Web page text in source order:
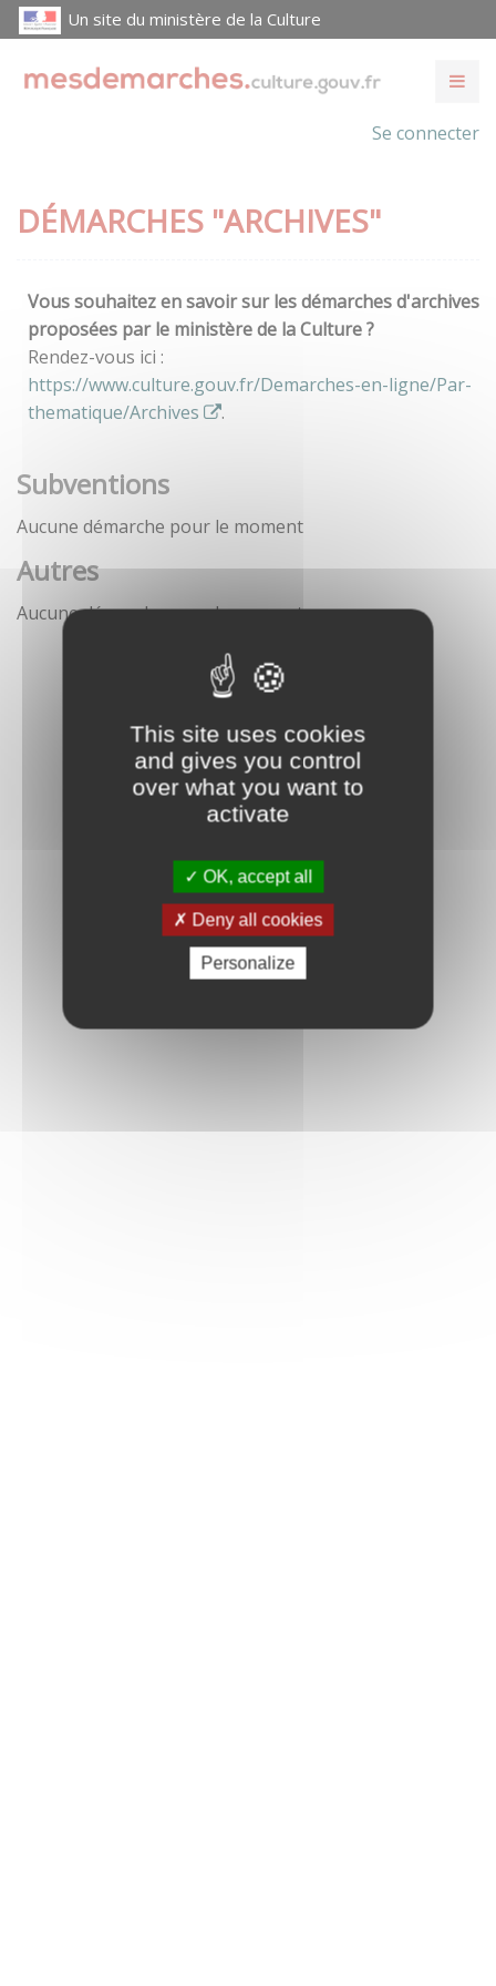
This site uses cookies
and gives you control
over what you want to
activate
OK, accept all
Deny all cookies
Personalize
Un site du ministère de la Culture
Se connecter
DÉMARCHES "ARCHIVES"
Vous souhaitez en savoir sur les démarches d'archives
proposées par le ministère de la Culture ?
Rendez-vous ici :
https://www.culture.gouv.fr/Demarches-en-ligne/Par-
thematique/Archives
.
Subventions
Aucune démarche pour le moment
Autres
Aucune démarche pour le moment